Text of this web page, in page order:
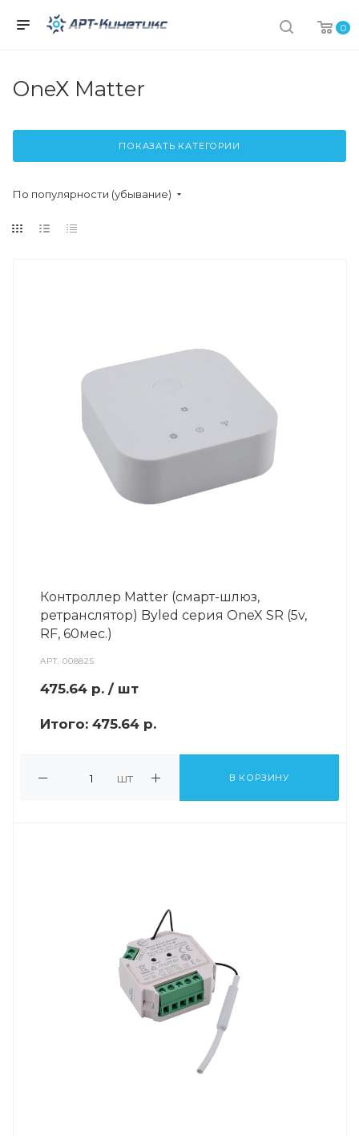
0
OneX Matter
ПОКАЗАТЬ КАТЕГОРИИ
По популярности (убывание)
Контроллер Matter (смарт-шлюз,
ретранслятор) Byled серия OneX SR (5v,
RF, 60мес.)
АРТ.008825
475.64 р. / шт
Итого: 475.64 р.
шт В КОРЗИНУ